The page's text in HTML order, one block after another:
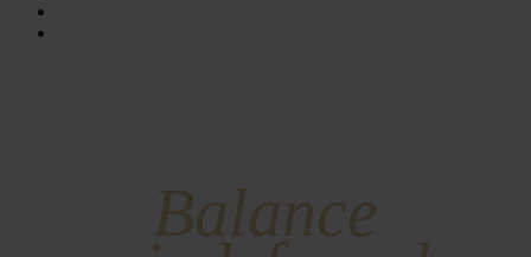
Balance